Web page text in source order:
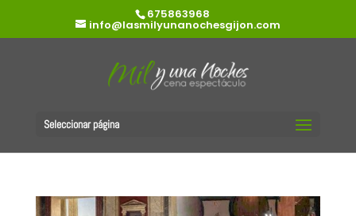
675863968
info@lasmilyunanochesgijon.com
Seleccionar página